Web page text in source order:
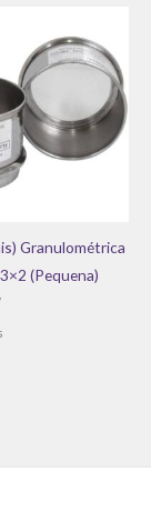
Granulométrica
(Pequena)